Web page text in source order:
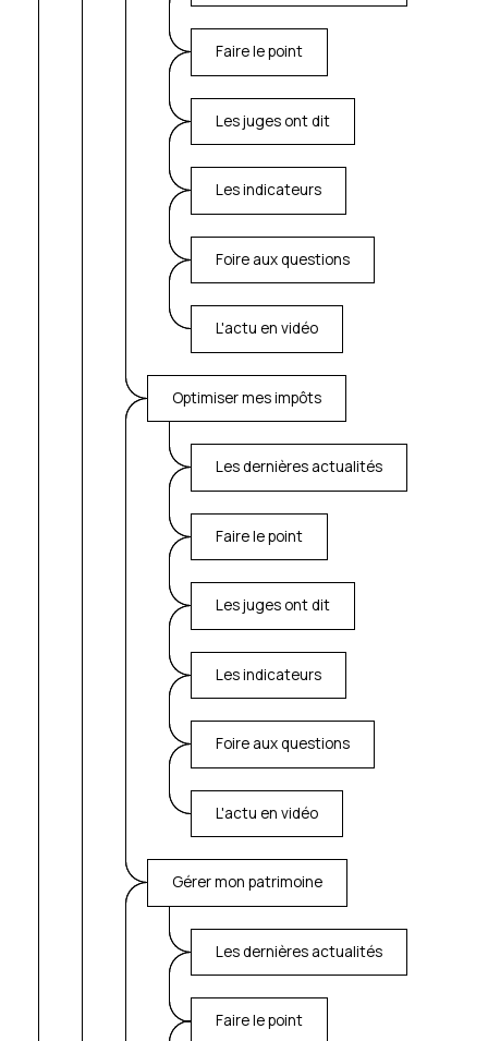
Faire le point
Les juges ont dit
Les indicateurs
Foire aux questions
L'actu en vidéo
Optimiser mes impôts
Les dernières actualités
Faire le point
Les juges ont dit
Les indicateurs
Foire aux questions
L'actu en vidéo
Gérer mon patrimoine
Les dernières actualités
Faire le point